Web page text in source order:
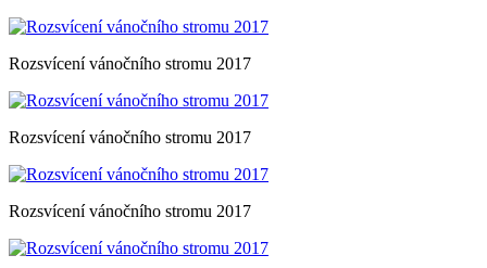
Rozsvícení vánočního stromu 2017
Rozsvícení vánočního stromu 2017
Rozsvícení vánočního stromu 2017